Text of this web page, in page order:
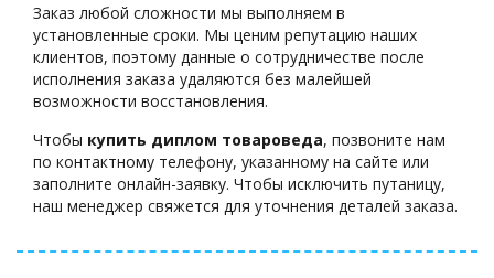
Заказ любой сложности мы выполняем в
установленные сроки. Мы ценим репутацию наших
клиентов, поэтому данные о сотрудничестве после
исполнения заказа удаляются без малейшей
возможности восстановления.
Чтобы купить диплом товароведа, позвоните нам
по контактному телефону, указанному на сайте или
заполните онлайн-заявку. Чтобы исключить путаницу,
наш менеджер свяжется для уточнения деталей заказа.